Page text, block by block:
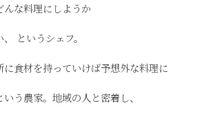
んな料理にしようか
というシェフ。
に食材を持っていけば予想外な料理に
いう農家。地域の人と密着し、